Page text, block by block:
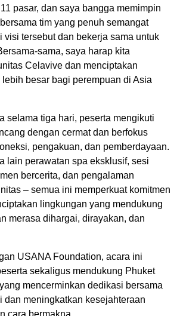
pasar, dan saya bangga memimpin
tim yang penuh semangat
visi tersebut dan bekerja sama untuk
sama, saya harap kita
Celavive dan menciptakan
besar bagi perempuan di Asia
selama tiga hari, peserta mengikuti
dengan cermat dan berfokus
pengakuan, dan pemberdayaan.
lain perawatan spa eksklusif, sesi
bercerita, dan pengalaman
– semua ini memperkuat komitmen
lingkungan yang mendukung
merasa dihargai, dirayakan, dan
USANA Foundation, acara ini
sekaligus mendukung Phuket
mencerminkan dedikasi bersama
dan meningkatkan kesejahteraan
cara bermakna.